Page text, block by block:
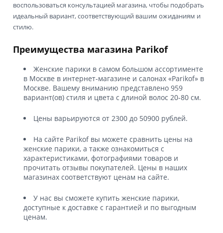
воспользоваться консультацией магазина, чтобы подобрать
идеальный вариант, соответствующий вашим ожиданиям и
стилю.
Преимущества магазина Parikof
Женские парики в самом большом ассортименте
в Москве в интернет-магазине и салонах «Parikof» в
Москве. Вашему вниманию представлено 959
вариант(ов) стиля и цвета с длиной волос 20-80 см.
Цены варьируются от 2300 до 50900 рублей.
На сайте Parikof вы можете сравнить цены на
женские парики, а также ознакомиться с
характеристиками, фотографиями товаров и
прочитать отзывы покупателей. Цены в наших
магазинах соответствуют ценам на сайте.
У нас вы сможете купить женские парики,
доступные к доставке с гарантией и по выгодным
ценам.